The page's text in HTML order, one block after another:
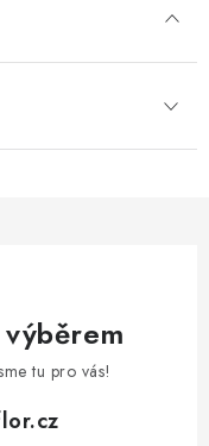
tu pro vás!